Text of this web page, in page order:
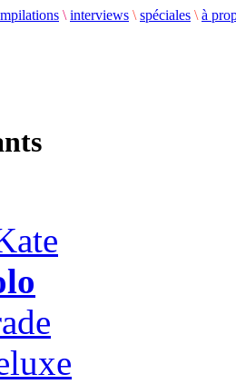
\ interviews \ spéciales \ à